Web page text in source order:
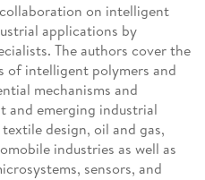
on intelligent
applications by
The authors cover the
of intelligent polymers and
mechanisms and
and emerging industrial
design, oil and gas,
industries as well as
sensors, and